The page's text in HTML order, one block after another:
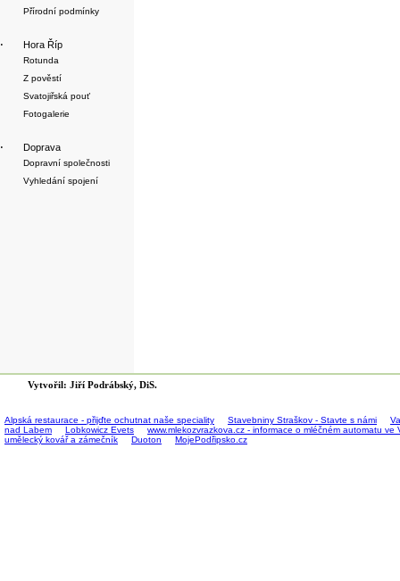
Přírodní podmínky
· Hora Říp
Rotunda
Z pověstí
Svatojiřská pouť
Fotogalerie
· Doprava
Dopravní společnosti
Vyhledání spojení
Vytvořil: Jiří Podrábský, DiS.
Alpská restaurace - přijďte ochutnat naše speciality Stavebniny Straškov - Stavte s námi
nad Labem
Lobkowicz Evets
www.mlekozvrazkova.cz - informace o mléčném automatu
umělecký kovář a zámečník
Duoton MojePodřipsko.cz